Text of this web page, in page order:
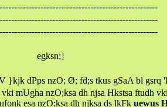
egksn;]
}kjk dPps nzO; Ø; fd;s tkus gSaA bl gsrq
mUgha nzO;ksa dh njsa Hkstsa ftudh
esa nzO;ksa dh njksa ds lkFkuewus